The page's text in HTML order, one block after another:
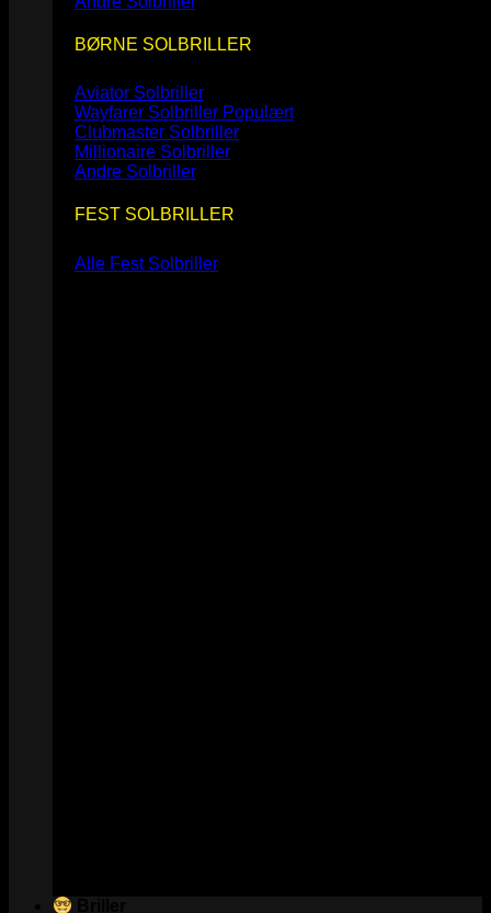
BØRNE SOLBRILLER
Aviator Solbriller
Wayfarer Solbriller
Clubmaster Solbriller
Millionaire Solbriller
Andre Solbriller
FEST SOLBRILLER
Alle Fest Solbriller